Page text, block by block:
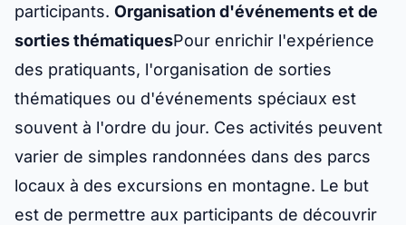
participants. Organisation d'événements et de
sorties thématiquesPour enrichir l'expérience
des pratiquants, l'organisation de sorties
thématiques ou d'événements spéciaux est
souvent à l'ordre du jour. Ces activités peuvent
varier de simples randonnées dans des parcs
locaux à des excursions en montagne. Le but
est de permettre aux participants de découvrir